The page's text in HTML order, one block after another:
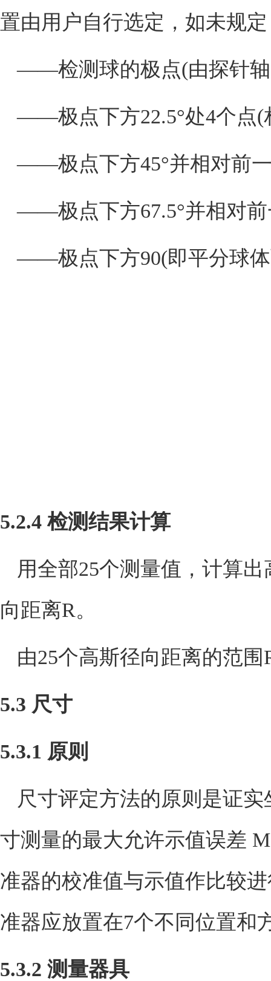
置由用户自行选定，如未规
——检测球的极点(由探针
——极点下方22.5°处4个点(
——极点下方45°并相对前
——极点下方67.5°并相对
——极点下方90(即平分球
5.2.4检测结果计算
用全部25个测量值，计算
向距离R。
由25个高斯径向距离的范围
5.3 尺寸
5.3.1 原则
尺寸评定方法的原则是证
寸测量的最大允许示值误差
准器的校准值与示值作比较
准器应放置在7个不同位置和
5.3.2 测量器具